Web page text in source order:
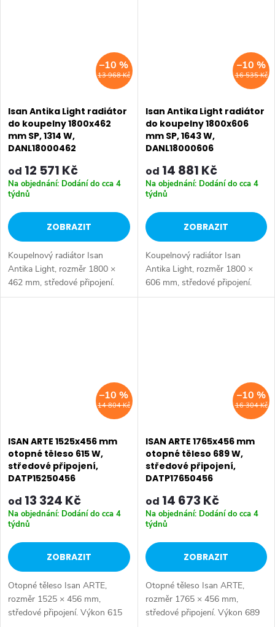
13 968 Kč
–10 %
Isan Antika Light radiátor
do koupelny 1800x462
mm SP, 1314 W,
DANL18000462
od 12 571 Kč
Na objednání: Dodání do cca 4
týdnů
ZOBRAZIT
Koupelnový radiátor Isan
Antika Light, rozměr 1800 ×
462 mm, středové připojení.
Výkon 1314 W.
16 535 Kč
–10 %
Isan Antika Light radiátor
do koupelny 1800x606
mm SP, 1643 W,
DANL18000606
od 14 881 Kč
Na objednání: Dodání do cca 4
týdnů
ZOBRAZIT
Koupelnový radiátor Isan
Antika Light, rozměr 1800 ×
606 mm, středové připojení.
Výkon 1643 W.
14 804 Kč
–10 %
ISAN ARTE 1525x456 mm
otopné těleso 615 W,
středové připojení,
DATP15250456
od 13 324 Kč
Na objednání: Dodání do cca 4
týdnů
ZOBRAZIT
Otopné těleso Isan ARTE,
rozměr 1525 × 456 mm,
středové připojení. Výkon 615
16 304 Kč
–10 %
ISAN ARTE 1765x456 mm
otopné těleso 689 W,
středové připojení,
DATP17650456
od 14 673 Kč
Na objednání: Dodání do cca 4
týdnů
ZOBRAZIT
Otopné těleso Isan ARTE,
rozměr 1765 × 456 mm,
středové připojení. Výkon 689